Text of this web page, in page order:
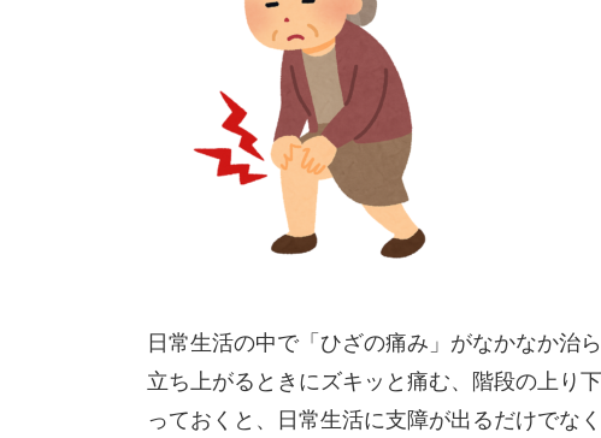
日常生活の中で「ひざの痛み」がなかなか治
立ち上がるときにズキッと痛む、階段の上り
っておくと、日常生活に支障が出るだけでな